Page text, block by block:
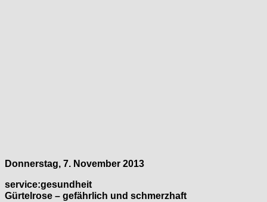
Donnerstag, 7. November 2013
service:gesundheit
Gürtelrose – gefährlich und schmerzhaft